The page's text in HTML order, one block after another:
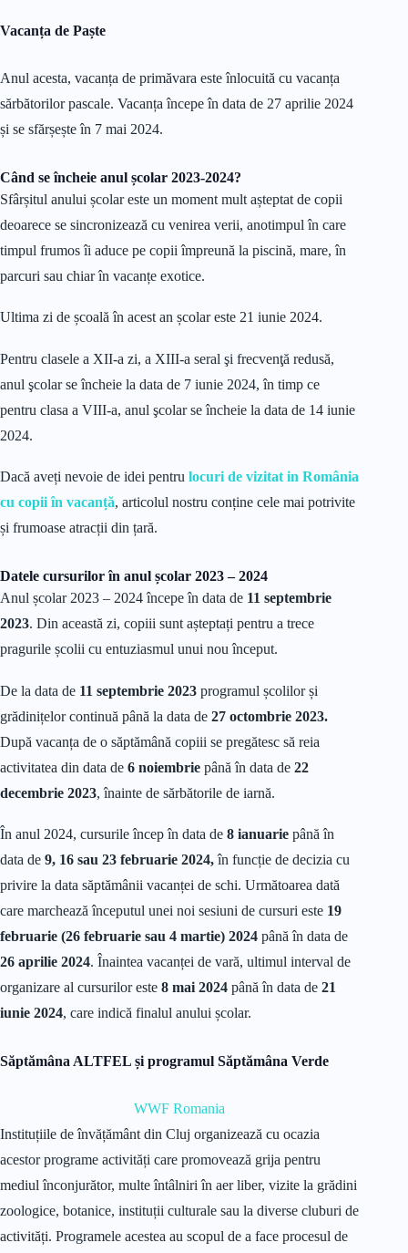
Vacanța de Paște
Anul acesta, vacanța de primăvara este înlocuită cu vacanța
sărbătorilor pascale. Vacanța începe în data de 27 aprilie 2024
și se sfărșește în 7 mai 2024.
Când se încheie anul școlar 2023-2024?
Sfârșitul anului școlar este un moment mult așteptat de copii
deoarece se sincronizează cu venirea verii, anotimpul în care
timpul frumos îi aduce pe copii împreună la piscină, mare, în
parcuri sau chiar în vacanțe exotice.
Ultima zi de școală în acest an școlar este 21 iunie 2024.
Pentru clasele a XII-a zi, a XIII-a seral şi frecvenţă redusă,
anul şcolar se încheie la data de 7 iunie 2024, în timp ce
pentru clasa a VIII-a, anul şcolar se încheie la data de 14 iunie
2024.
Dacă aveți nevoie de idei pentru locuri de vizitat in România
cu copiiîn vacanță, articolul nostru conține cele mai potrivite
și frumoase atracții din țară.
Datele cursurilor în anul școlar 2023 – 2024
Anul școlar 2023 – 2024 începe în data de 11 septembrie
2023. Din această zi, copiii sunt așteptați pentru a trece
pragurile școlii cu entuziasmul unui nou început.
De la data de 11 septembrie 2023 programul școlilor și
grădinițelor continuă până la data de 27 octombrie 2023.
După vacanța de o săptămână copiii se pregătesc să reia
activitatea din data de 6 noiembrie până în data de 22
decembrie 2023, înainte de sărbătorile de iarnă.
În anul 2024, cursurile încep în data de 8 ianuarie până în
data de 9, 16 sau 23 februarie 2024,în funcție de decizia cu
privire la data săptămânii vacanței de schi. Următoarea dată
care marchează începutul unei noi sesiuni de cursuri este 19
februarie (26 februarie sau 4 martie) 2024 până în data de
26 aprilie 2024. Înaintea vacanței de vară, ultimul interval de
organizare al cursurilor este 8 mai 2024 până în data de 21
iunie 2024, care indică finalul anului școlar.
Săptămâna ALTFEL și programul Săptămâna Verde
WWF Romania
Instituțiile de învățământ din Cluj organizează cu ocazia
acestor programe activități care promovează grija pentru
mediul înconjurător, multe întâlniri în aer liber, vizite la grădini
zoologice, botanice, instituții culturale sau la diverse cluburi de
activități. Programele acestea au scopul de a face procesul de